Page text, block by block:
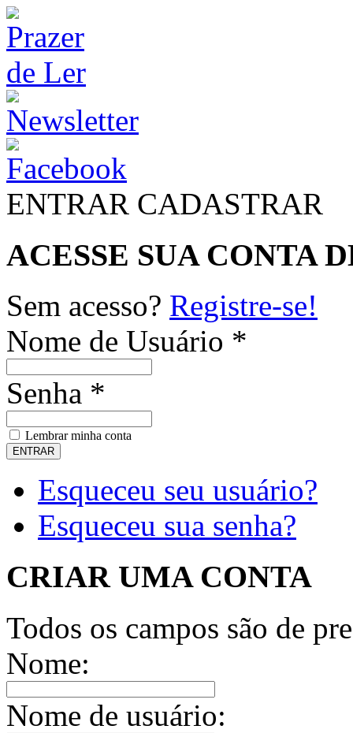
ENTRAR CADASTRAR
ACESSE SUA CONTA
Sem acesso? Registre-se!
Nome de Usuário *
Senha *
Lembrar minha conta
Esqueceu seu usuário?
Esqueceu sua senha?
CRIAR UMA CONTA
Todos os campos são de
Nome:
Nome de usuário: